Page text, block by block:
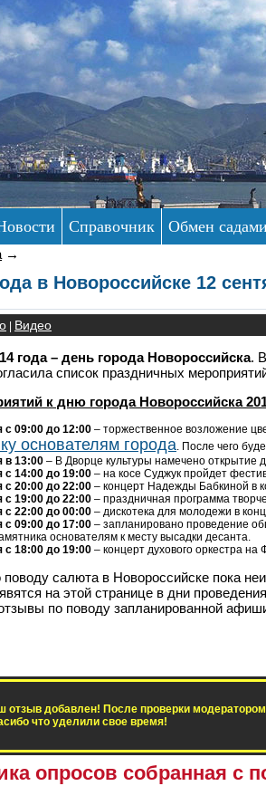
Справочник Обмен садами
→
в Новороссийске 12
Видео
года – день города Новороссийска.
список праздничных
к дню города Новороссийска
с 09:00 до 12:00 – торжественное возложение
основателям города. После чего
в 13:00 – В Дворце культуры намечено открытие
с 14:00 до 19:00 – на косе Суджук пройдет
с 20:00 до 22:00 – концерт Надежды Бабкиной в
с 19:00 до 22:00 – праздничная программа
с 22:00 до 00:00 – дискотека для молодежи в
с 09:00 до 17:00 – запланировано проведение
основателям к месту высадки десанта.
с 18:00 до 19:00 – концерт духового оркестра
салюта в Новороссийске пока
на этой странице в дни
по поводу запланированной
отзыв добавлен! После проверки модератором
что уделили свое время!
опросов собранная с